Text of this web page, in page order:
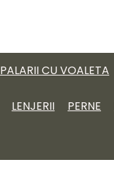
PALARII CU VOALETA
LENJERII PERNE